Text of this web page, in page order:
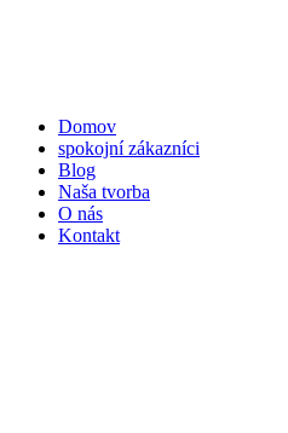
Domov
spokojní zákazníci
Blog
Naša tvorba
O nás
Kontakt